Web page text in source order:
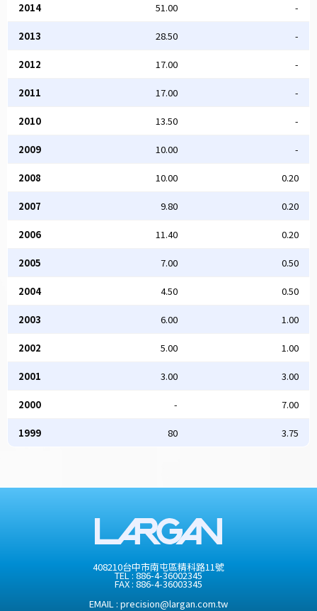
2014 51.00 -
2013 28.50 -
2012 17.00 -
2011 17.00 -
2010 13.50 -
2009 10.00 -
2008 10.00 0.20
2007 9.80 0.20
2006 11.40 0.20
2005 7.00 0.50
2004 4.50 0.50
2003 6.00 1.00
2002 5.00 1.00
2001 3.00 3.00
2000 - 7.00
1999 80 3.75
408210台中市南屯區精科路11號
TEL : 886-4-36002345
FAX : 886-4-36003345
EMAIL : precision@largan.com.tw